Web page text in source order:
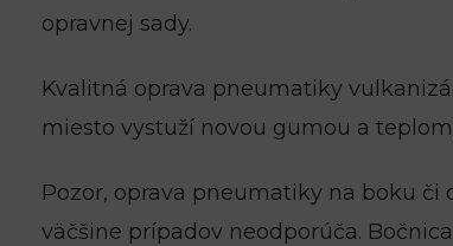
opravnej sady.
Kvalitná oprava pneumatiky
miesto vystuží novou gumou a
Pozor, oprava pneumatiky na boku
väčšine prípadov neodporúča.